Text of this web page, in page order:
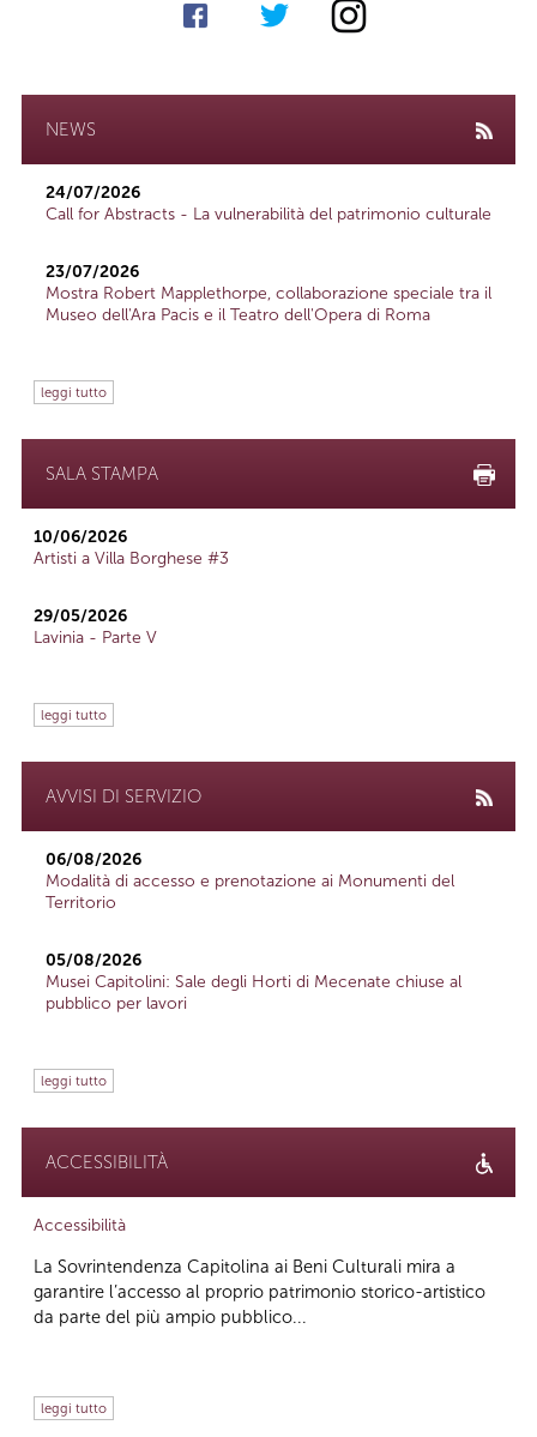
NEWS
24/07/2026
Call for Abstracts - La vulnerabilità del patrimonio culturale
23/07/2026
Mostra Robert Mapplethorpe, collaborazione speciale tra il
Museo dell'Ara Pacis e il Teatro dell'Opera di Roma
leggi tutto
SALA STAMPA
10/06/2026
Artisti a Villa Borghese #3
29/05/2026
Lavinia - Parte V
leggi tutto
AVVISI DI SERVIZIO
06/08/2026
Modalità di accesso e prenotazione ai Monumenti del
Territorio
05/08/2026
Musei Capitolini: Sale degli Horti di Mecenate chiuse al
pubblico per lavori
leggi tutto
ACCESSIBILITÀ
Accessibilità
La Sovrintendenza Capitolina ai Beni Culturali mira a
garantire l’accesso al proprio patrimonio storico-artistico
da parte del più ampio pubblico...
leggi tutto